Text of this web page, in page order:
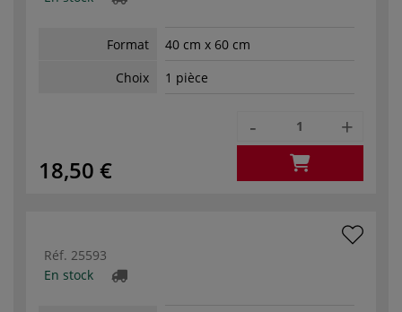
Format
40 cm x 60 cm
Choix
1 pièce
18,50 €
- +
Réf. 25593
En stock